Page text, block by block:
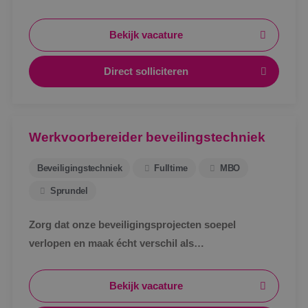
waar je aan toe bent.Bekijk vacature
Direct solliciteren
Werkvoorbereider beveilingstechniek
Beveiligingstechniek Fulltime MBO
Sprundel
Zorg dat onze beveiligingsprojecten soepel
verlopen en maak écht verschil als
Bekijk vacature